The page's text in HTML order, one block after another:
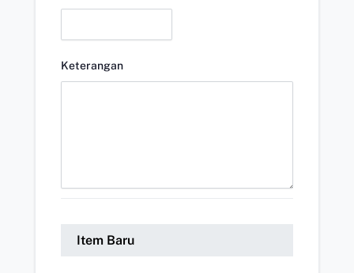
Keterangan
Item Baru